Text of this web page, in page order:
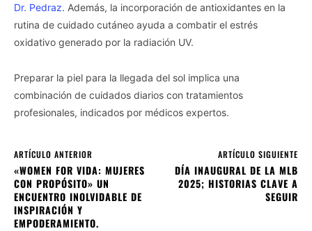
Dr. Pedraz. Además, la incorporación de antioxidantes en la
rutina de cuidado cutáneo ayuda a combatir el estrés
oxidativo generado por la radiación UV.
Preparar la piel para la llegada del sol implica una
combinación de cuidados diarios con tratamientos
profesionales, indicados por médicos expertos.
ARTÍCULO ANTERIOR
«WOMEN FOR VIDA: MUJERES
CON PROPÓSITO» UN
ENCUENTRO INOLVIDABLE DE
INSPIRACIÓN Y
EMPODERAMIENTO.
ARTÍCULO SIGUIENTE
DÍA INAUGURAL DE LA MLB
2025; HISTORIAS CLAVE A
SEGUIR